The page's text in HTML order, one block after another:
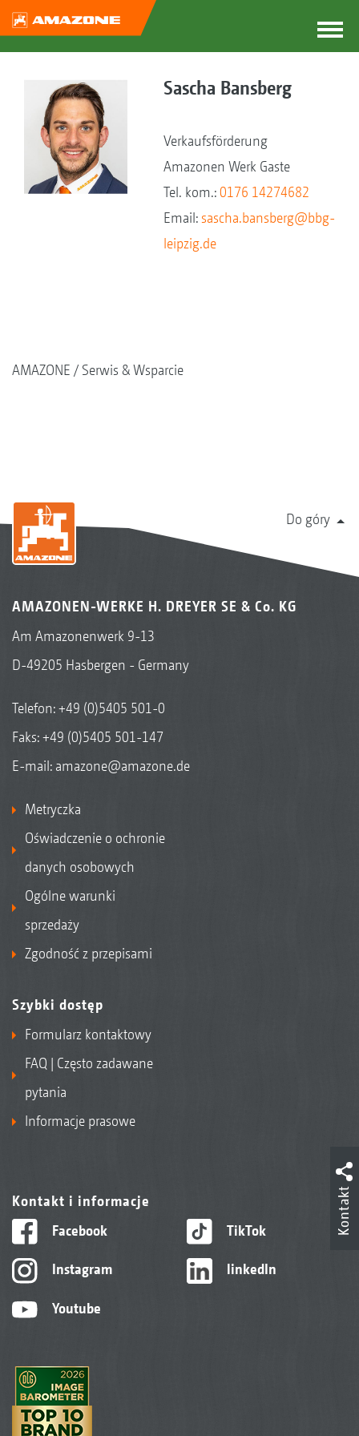
Sascha Bansberg
Verkaufsförderung
Amazonen Werk Gaste
Tel. kom.:0176 14274682
Email: sascha.bansberg@bbg-
leipzig.de
AMAZONE Serwis & Wsparcie
Do góry
AMAZONEN-WERKE H. DREYER SE & Co. KG
Am Amazonenwerk 9-13
D-49205 Hasbergen - Germany
Telefon:+49 (0)5405 501-0
Faks: +49 (0)5405 501-147
E-mail: amazone@amazone.de
Metryczka
Oświadczenie o ochronie
danych osobowych
Ogólne warunki
sprzedaży
Zgodność z przepisami
Szybki dostęp
Formularz kontaktowy
FAQ | Często zadawane
pytania
Informacje prasowe
Kontakt i informacje
Facebook
Instagram
Youtube
TikTok
linkedIn
Kontakt